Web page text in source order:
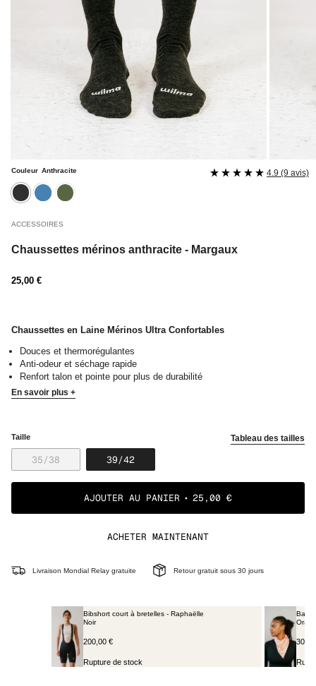
ACCESSOIRES
Chaussettes mérinos anthracite - Margaux
4.9 (9 avis)
Prix
25,00 €
Chaussettes en Laine Mérinos Ultra Confortables
Douces et thermorégulantes
Anti-odeur et séchage rapide
Renfort talon et pointe pour plus de durabilité
En savoir plus +
Couleur Anthracite
anthracite
bleu kaki
Taille Tableau des tailles
35/38
ÉPUISÉE
OU
39/42
ÉPUISÉE
OU
NON
AJOUTER AU PANIER 25,00 €
ACHETER MAINTENANT
Livraison Mondial Relay gratuite Retour gratuit sous 30 jours
Bandana en laine Mérinos - Clara